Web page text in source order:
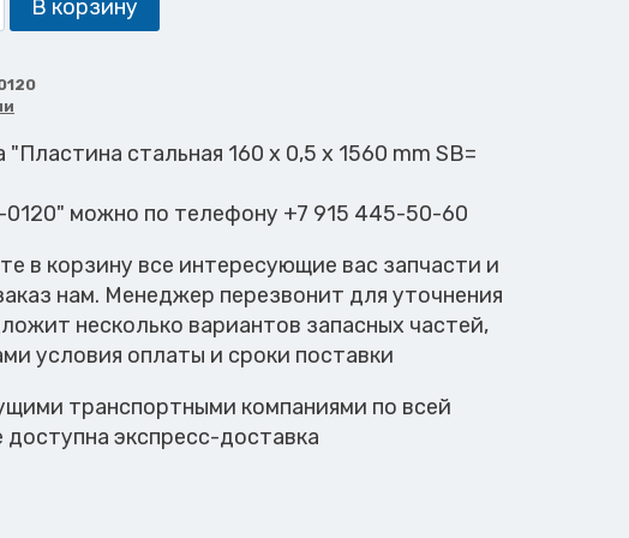
В корзину
"Пластина стальная 160 x 0,5 x 1560 mm SB=
можно по телефону +7 915 445-50-60
в корзину все интересующие вас запчасти и
нам. Менеджер перезвонит для уточнения
несколько вариантов запасных частей,
условия оплаты и сроки поставки
транспортными компаниями по всей
экспресс-доставка